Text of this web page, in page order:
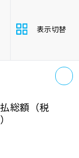
高
表示切替
総額 （税